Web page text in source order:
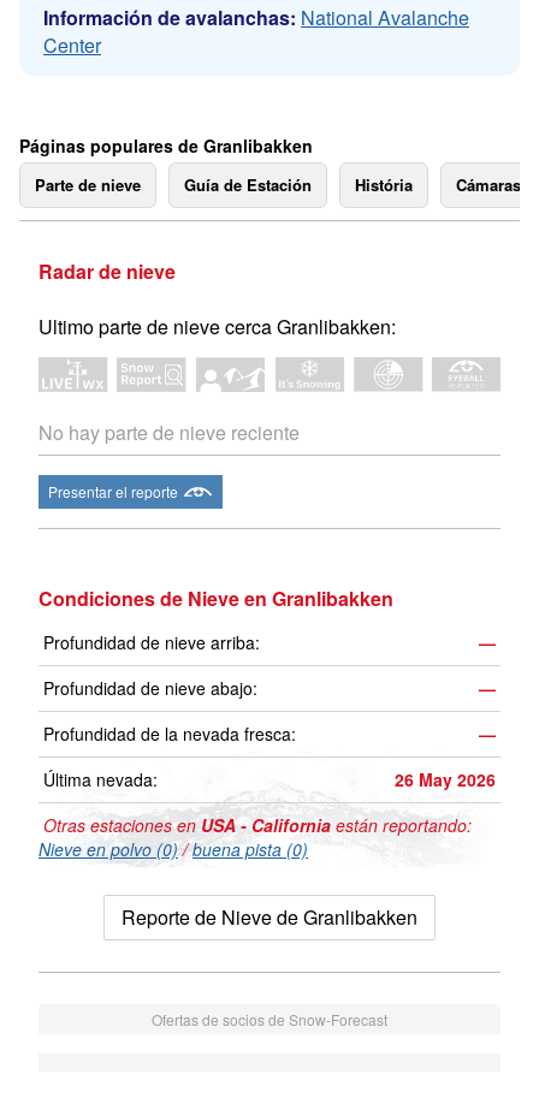
Información de avalanchas: National Avalanche
Center
Páginas populares de Granlibakken
Parte de nieve Guía de Estación História Cámaras
Radar de nieve
Ultimo parte de nieve cerca Granlibakken:
No hay parte de nieve reciente
Presentar el reporte
Condiciones de Nieve en Granlibakken
Profundidad de nieve arriba:
—
Profundidad de nieve abajo:
—
Profundidad de la nevada fresca:
—
Última nevada:
26 May 2026
Otras estaciones enUSA - California están reportando:
Nieve en polvo (0)/buena pista (0)
Reporte de Nieve de Granlibakken
Ofertas de socios de Snow-Forecast